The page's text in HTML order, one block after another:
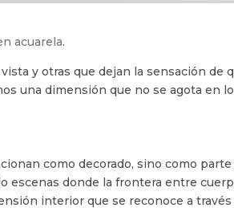
acuarela.
y otras que dejan la sensación de
una dimensión que no se agota en
como decorado, sino como
escenas donde la frontera entre
interior que se reconoce a través